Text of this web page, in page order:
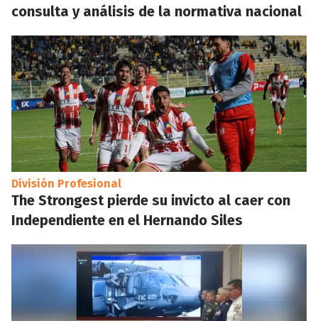
consulta y análisis de la normativa nacional
División Profesional
The Strongest pierde su invicto al caer con
Independiente en el Hernando Siles